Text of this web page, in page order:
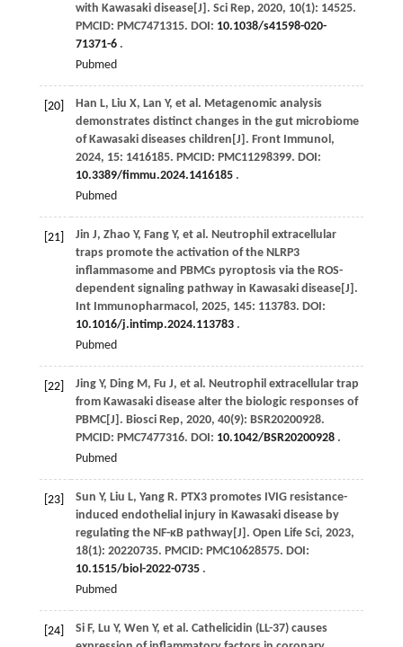
with Kawasaki disease[J]. Sci Rep, 2020, 10(1): 14525.
PMCID: PMC7471315. DOI: 10.1038/s41598-020-
71371-6.
Pubmed
[20] Han L, Liu X, Lan Y, et al. Metagenomic analysis
demonstrates distinct changes in the gut microbiome
of Kawasaki diseases children[J]. Front Immunol,
2024, 15: 1416185. PMCID: PMC11298399. DOI:
10.3389/fimmu.2024.1416185.
Pubmed
[21] Jin J, Zhao Y, Fang Y, et al. Neutrophil extracellular
traps promote the activation of the NLRP3
inflammasome and PBMCs pyroptosis via the ROS-
dependent signaling pathway in Kawasaki disease[J].
Int Immunopharmacol, 2025, 145: 113783. DOI:
10.1016/j.intimp.2024.113783.
Pubmed
[22] Jing Y, Ding M, Fu J, et al. Neutrophil extracellular trap
from Kawasaki disease alter the biologic responses of
PBMC[J]. Biosci Rep, 2020, 40(9): BSR20200928.
PMCID: PMC7477316. DOI: 10.1042/BSR20200928.
Pubmed
[23] Sun Y, Liu L, Yang R. PTX3 promotes IVIG resistance-
induced endothelial injury in Kawasaki disease by
regulating the NF-κB pathway[J]. Open Life Sci, 2023,
18(1): 20220735. PMCID: PMC10628575. DOI:
10.1515/biol-2022-0735.
Pubmed
[24] Si F, Lu Y, Wen Y, et al. Cathelicidin (LL-37) causes